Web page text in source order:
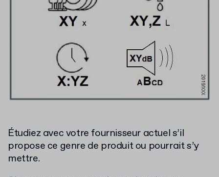
Étudiez avec votre fournisseur actuel s’il
propose ce genre de produit ou pourrait s’y
mettre.